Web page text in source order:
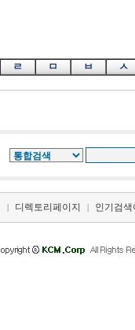
ㄹ ㅁ ㅂ ㅅ
| 디렉토리페이지 | 인기검색